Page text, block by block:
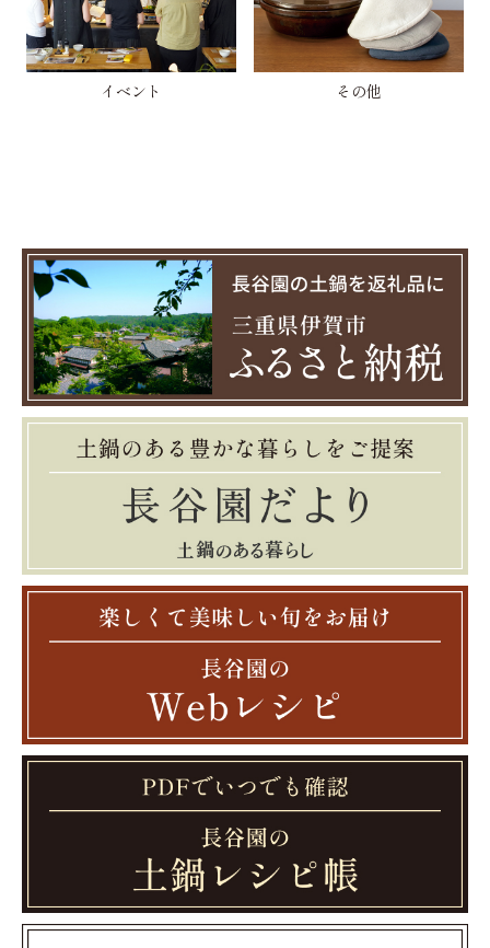
イベント その他